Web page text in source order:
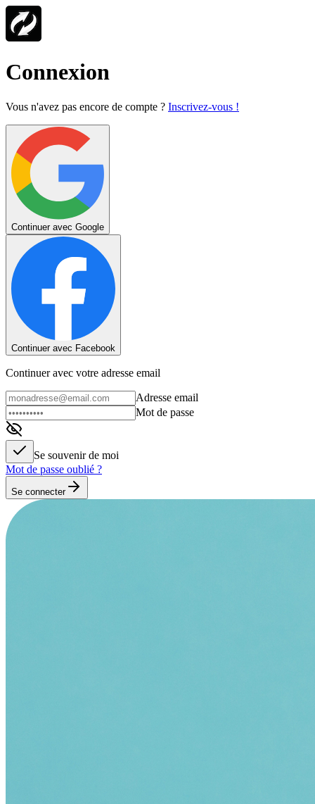
Connexion
Vous n'avez pas encore de compte ? Inscrivez-vous !
Continuer avec Google
Continuer avec Facebook
Continuer avec votre adresse email
Adresse email
Mot de passe
Se souvenir de moi
Mot de passe oublié ?
Se connecter